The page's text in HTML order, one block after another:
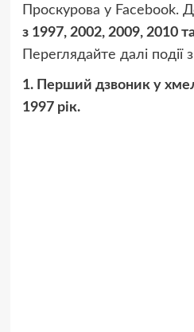
Проскурова у Facebook.
з 1997, 2002, 2009, 2010
Переглядайте далі події
1. Перший дзвоник у
1997 рік.